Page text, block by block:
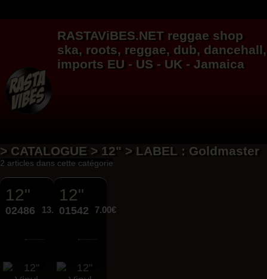
RASTAViBES.NET reggae shop
ska, roots, reggae, dub, dancehall,
imports EU - US - UK - Jamaica
> CATALOGUE > 12" > LABEL : Goldmaster
2 articles dans cette catégorie
12"
02486 13.95€
12"
01542 7.00€